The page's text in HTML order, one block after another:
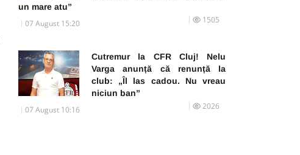
un mare atu”
07 August 15:20 1505
Cutremur la CFR Cluj! Nelu
Varga anunță că renunță la
club: „Îl las cadou. Nu vreau
niciun ban”
07 August 10:16 2026